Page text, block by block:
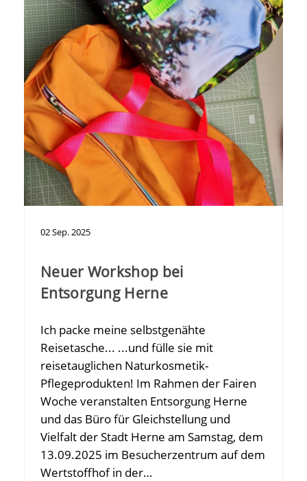
02Sep. 2025
Neuer Workshop bei
Entsorgung Herne
Ich packe meine selbstgenähte
Reisetasche... ...und fülle sie mit
reisetauglichen Naturkosmetik-
Pflegeprodukten! Im Rahmen der Fairen
Woche veranstalten Entsorgung Herne
und das Büro für Gleichstellung und
Vielfalt der Stadt Herne am Samstag, dem
13.09.2025 im Besucherzentrum auf dem
Wertstoffhof in der…